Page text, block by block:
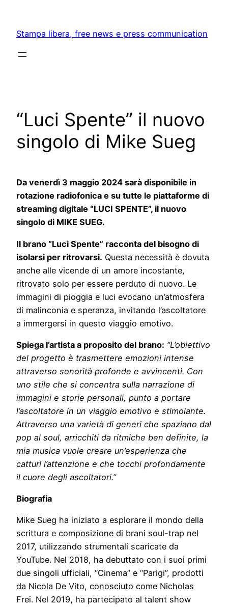
content
Stampa libera, free news e press communication
“Luci Spente” il nuovo
singolo di Mike Sueg
Da venerdì 3 maggio 2024 sarà disponibile in
rotazione radiofonica e su tutte le piattaforme di
streaming digitale “LUCI SPENTE”, il nuovo
singolo di MIKE SUEG.
Il brano “Luci Spente” racconta del bisogno di
isolarsi per ritrovarsi. Questa necessità è dovuta
anche alle vicende di un amore incostante,
ritrovato solo per essere perduto di nuovo. Le
immagini di pioggia e luci evocano un’atmosfera
di malinconia e speranza, invitando l’ascoltatore
a immergersi in questo viaggio emotivo.
Spiega l’artista a proposito del brano: “L’obiettivo
del progetto è trasmettere emozioni intense
attraverso sonorità profonde e avvincenti. Con
uno stile che si concentra sulla narrazione di
immagini e storie personali, punto a portare
l’ascoltatore in un viaggio emotivo e stimolante.
Attraverso una varietà di generi che spaziano dal
pop al soul, arricchiti da ritmiche ben definite, la
mia musica vuole creare un’esperienza che
catturi l’attenzione e che tocchi profondamente
il cuore degli ascoltatori.”
Biografia
Mike Sueg ha iniziato a esplorare il mondo della
scrittura e composizione di brani soul-trap nel
2017, utilizzando strumentali scaricate da
YouTube. Nel 2018, ha debuttato con i suoi primi
due singoli ufficiali, “Cinema” e “Parigi”, prodotti
da Nicola De Vito, conosciuto come Nicholas
Frei. Nel 2019, ha partecipato al talent show